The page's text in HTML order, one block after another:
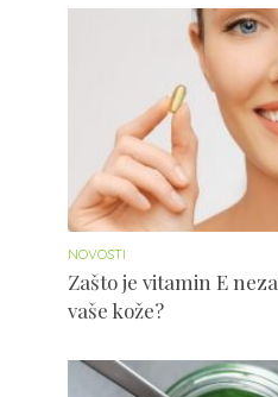
NOVOSTI
Zašto je vitamin E
vaše kože?